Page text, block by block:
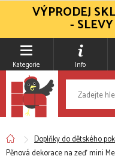
Kategorie Info
Doplňky do dětského
Pěnová dekorace na zeď mini
VÝPRODEJ
-